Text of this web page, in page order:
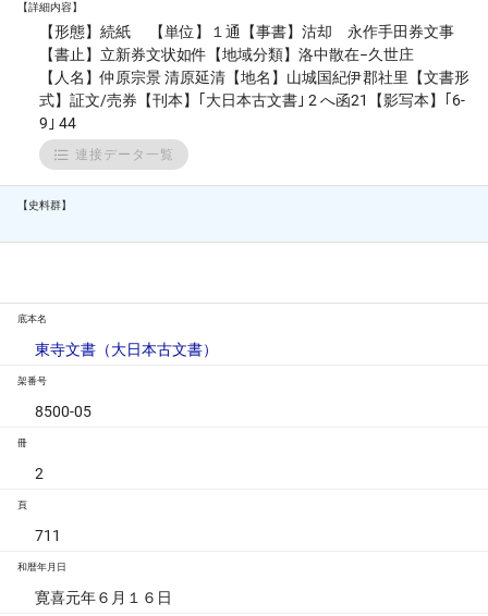
【詳細内容】
【形態】続紙 【単位】１通【事書】沽却 永作手田券文事
【書止】立新券文状如件【地域分類】洛中散在−久世庄
【人名】仲原宗景 清原延清【地名】山城国紀伊郡社里【文書形
式】証文/売券【刊本】｢大日本古文書｣ 2 へ函21【影写本】｢6-
9｣ 44
連接データ一覧
【史料群】
底本名
東寺文書（大日本古文書）
架番号
8500-05
冊
2
頁
711
和暦年月日
寛喜元年６月１６日